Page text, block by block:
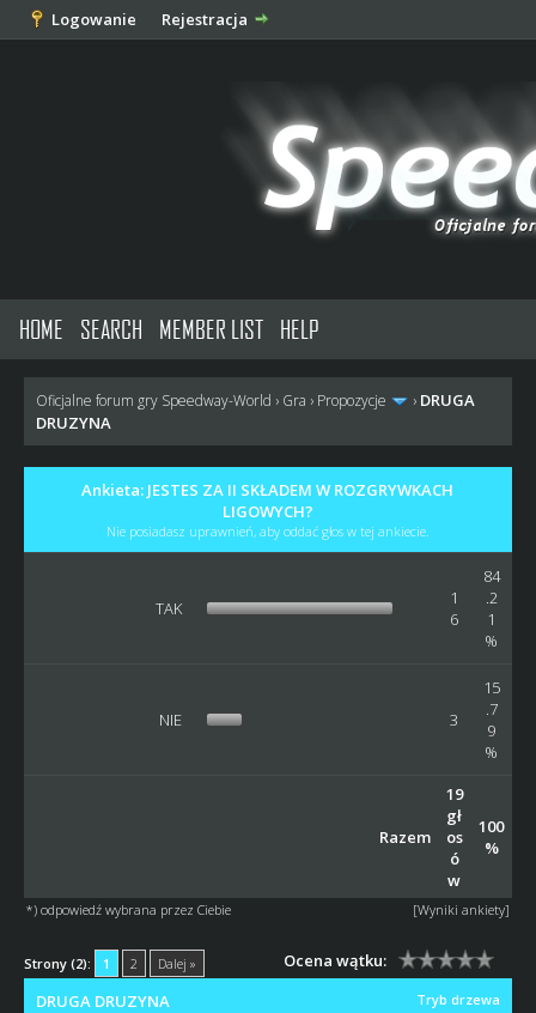
Logowanie Rejestracja
HOME SEARCH MEMBER LIST HELP
Oficjalne forum gry Speedway-World › Gra › Propozycje › DRUGA
DRUZYNA
Ankieta: JESTES ZA II SKŁADEM W ROZGRYWKACH
LIGOWYCH?
Nie posiadasz uprawnień, aby oddać głos w tej ankiecie.
TAK
1
6
84
.2
1
%
NIE 3
15
.7
9
%
Razem
19
gł
os
ó
w
100
%
*) odpowiedź wybrana przez Ciebie [Wyniki ankiety]
Strony (2): 1 2 Dalej » Ocena wątku:
Tryb drzewa
DRUGA DRUZYNA